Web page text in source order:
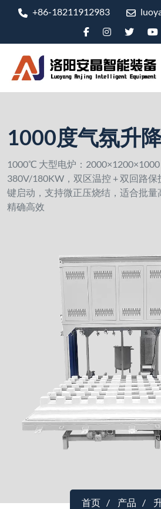
+86-18211912983
1000度气氛升
1000℃ 大型电炉：2000×1200×1000
380V/180KW，双区温控 + 双回路保
键启动，支持微正压烧结，适合批量
精确高效
首页 产品